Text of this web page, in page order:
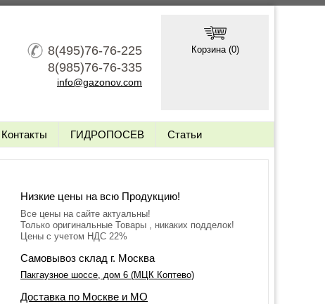
8(495)76-76-225
8(985)76-76-335
info@gazonov.com
Корзина (0)
Контакты ГИДРОПОСЕВ Статьи
Низкие цены на всю Продукцию!
Все цены на сайте актуальны!
Только оригинальные Товары , никаких подделок!
Цены с учетом НДС 22%
Самовывоз склад г. Москва
Пакгаузное шоссе, дом 6 (МЦК Коптево)
Доставка по Москве и МО